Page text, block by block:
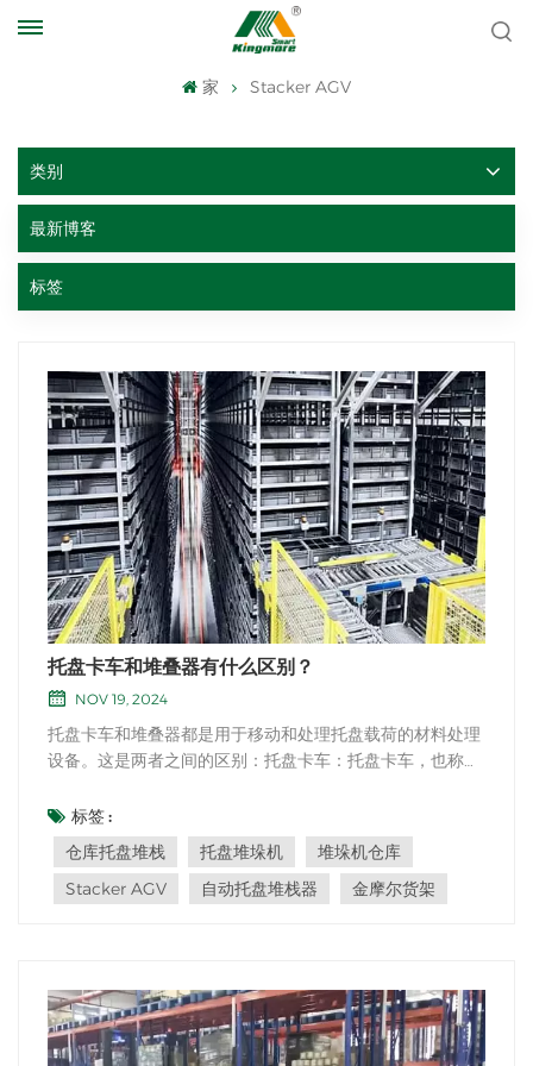
家 Stacker AGV
类别
最新博客
标签
托盘卡车和堆叠器有什么区别？
NOV 19, 2024
托盘卡车和堆叠器都是用于移动和处理托盘载荷的材料处理
设备。这是两者之间的区别：托盘卡车：托盘卡车，也称为
备。它旨在在短距离内抬起和移动托盘。托盘卡车通常用于
仓库，制造设施和零售商店。托盘卡车的主要功能包括：
1。 T形手柄：托盘卡车的T形手柄用于引导和...
标签 :
仓库托盘堆栈
托盘堆垛机
堆垛机仓库
Stacker AGV
自动托盘堆栈器 金摩尔货架